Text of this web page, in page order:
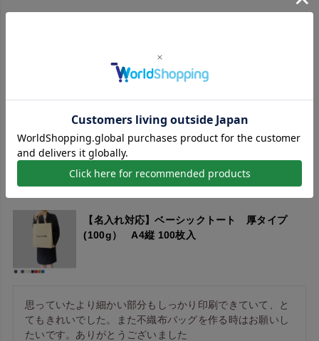
同人ノベルティの不織布バッグを作成していただきまし
た。こちらの不手際にもかかわらず、本当に丁寧に対応し
ていただき、本当に感謝です！また利用させていただくつ
もりです。
【名入れ対応】ベーシックトート 厚タイプ
(100g） A4縦 100枚入
思っていたより細かい部分もしっかり印刷できていて、と
てもきれいでした。また不織布バッグを作る時はお願いし
たいです。ありがとうございました